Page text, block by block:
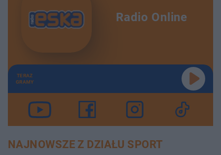
Radio Online
TERAZ
GRAMY
NAJNOWSZE Z DZIAŁU SPORT